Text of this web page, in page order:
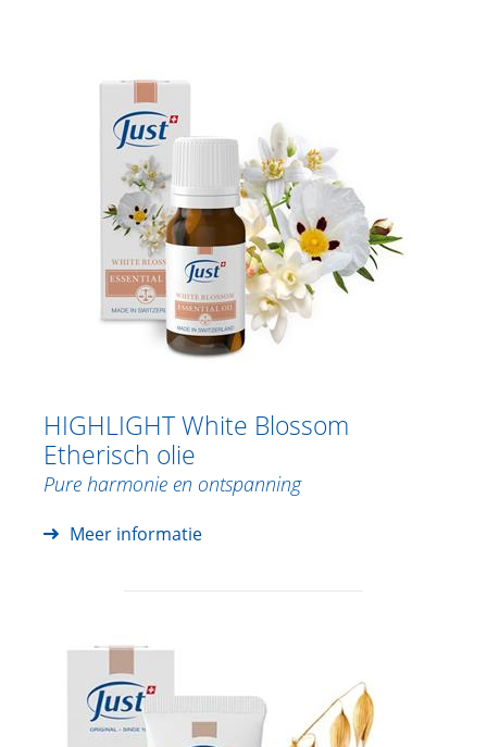
HIGHLIGHT White Blossom
Etherisch olie
Pure harmonie en ontspanning
Meer informatie